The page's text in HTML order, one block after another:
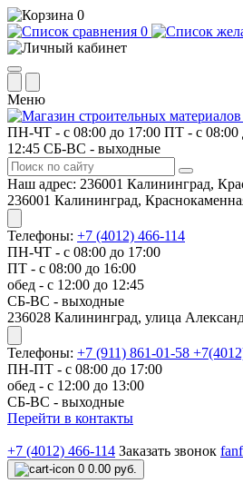
0
0
Меню
ПН-ЧТ - с 08:00 до 17:00 ПТ - с 08:00
12:45 СБ-ВС - выходные
Наш адрес: 236001 Калининград,
236001 Калининград,
Телефоны: +7 (4012) 466-114
ПН-ЧТ - с 08:00 до 17:00
ПТ - с 08:00 до 16:00
обед - с 12:00 до 12:45
СБ-ВС - выходные
​236028 Калининград, улица
Телефоны: +7 (911) 861-01-58
ПН-ПТ - с 08:00 до 17:00
обед - с 12:00 до 13:00
СБ-ВС - выходные
Перейти в контакты
+7 (4012) 466-114 Заказать звонок
0 0.00 руб.